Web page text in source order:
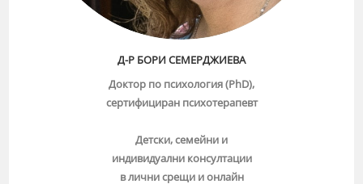
Д-Р БОРИ СЕМЕРДЖИЕВА
Доктор по психология (PhD),
сертифициран психотерапевт
Детски, семейни и
индивидуални консултации
в лични срещи и онлайн